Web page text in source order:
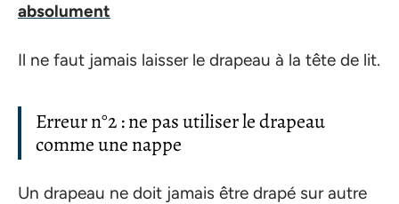
absolument
Il ne faut jamais laisser le drapeau à la tête de lit.
Erreur n°2 : ne pas utiliser le drapeau
comme une nappe
Un drapeau ne doit jamais être drapé sur autre